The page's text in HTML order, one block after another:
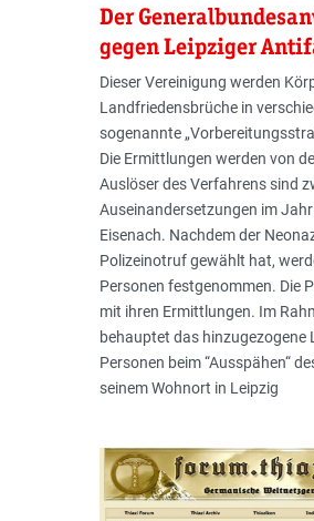
Der
gegen Leipziger
Dieser Vereinigung werden
Landfriedensbrüche in
sogenannte
Die Ermittlungen werden von
Auslöser des Verfahrens sind
Auseinandersetzungen im
Eisenach. Nachdem der
Polizeinotruf gewählt hat,
Personen festgenommen. Die
mit ihren Ermittlungen. Im
behauptet das hinzugezogene
Personen beim “Ausspähen“
seinem Wohnort in Leipzig